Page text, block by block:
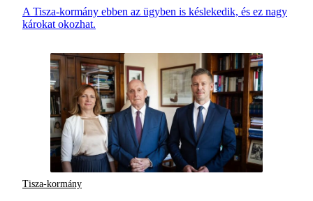
A Tisza-kormány ebben az ügyben is késlekedik, és ez nagy
károkat okozhat.
Tisza-kormány